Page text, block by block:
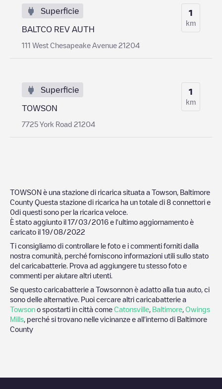
Superficie
BALTCO REV AUTH
111 West Chesapeake Avenue 21204
1
km
Superficie
TOWSON
7725 York Road 21204
1
km
TOWSON è una stazione di ricarica situata a Towson Baltimore
County Questa stazione di ricarica ha un totale di 8 connettori e
0di questi sono per la ricarica veloce.
È stato aggiunto il 17/03/2016 e l'ultimo aggiornamento è
caricato il 19/08/2022
Ti consigliamo di controllare le foto e i commenti forniti dalla
nostra comunità, perché forniscono informazioni utili sullo stato
del caricabatterie. Prova ad aggiungere tu stesso foto e
commenti per aiutare altri utenti.
Se questo caricabatterie a Towsonnon è adatto alla tua auto, ci
sono delle alternative. Puoi cercare altri caricabatterie a
Towson o spostarti in città come Catonsville Baltimore Owings
Mills , perché si trovano nelle vicinanze e all'interno di Baltimore
County